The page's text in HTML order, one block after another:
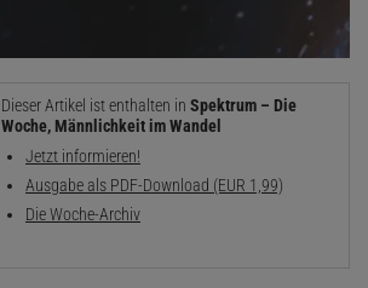
Dieser Artikel ist enthalten in Spektrum – Die
Woche, Männlichkeit im Wandel
Jetzt informieren!
Ausgabe als PDF-Download (EUR 1,99)
Die Woche-Archiv